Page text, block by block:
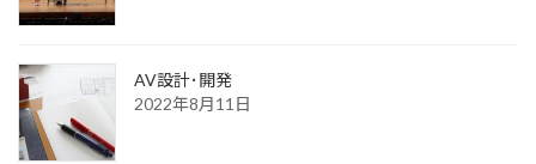
AV設計･開発
2022年8月11日